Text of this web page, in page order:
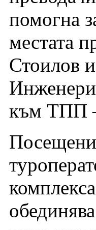
помогна
местата
Стоилов
към ТПП